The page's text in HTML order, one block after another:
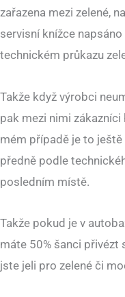
zařazena mezi zelené,
servisní knížce
technickém průkazu
Takže když výrobci
pak mezi nimi
mém případě je to
předně podle
posledním místě.
Takže pokud je v
máte 50% šanci
jste jeli pro zelené či